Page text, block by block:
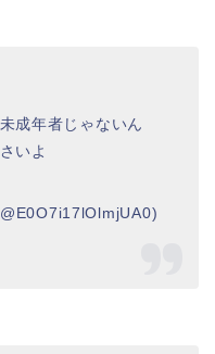
成年者じゃないん
いよ